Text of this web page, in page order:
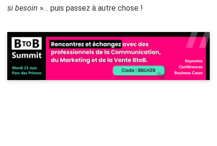
si besoin »… puis passez à autre chose !